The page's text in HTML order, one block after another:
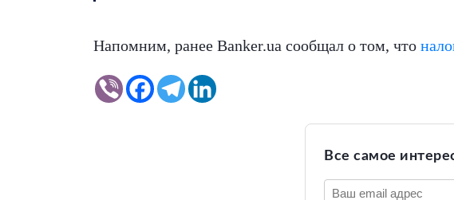
Напомним, ранее Banker.ua сообщал о том, что
Все самое